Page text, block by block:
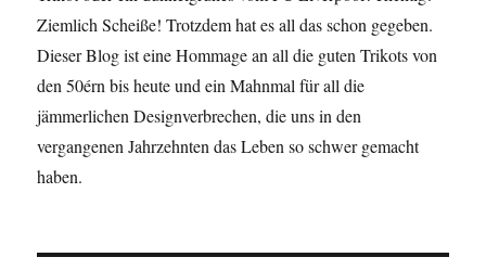
Ziemlich Scheiße! Trotzdem hat es all das schon gegeben.
Dieser Blog ist eine Hommage an all die guten Trikots von
den 50érn bis heute und ein Mahnmal für all die
jämmerlichen Designverbrechen, die uns in den
vergangenen Jahrzehnten das Leben so schwer gemacht
haben.